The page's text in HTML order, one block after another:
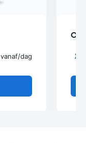
vanaf/dag